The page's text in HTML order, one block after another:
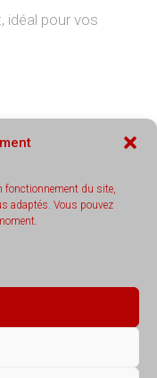
fonctionnement du site,
adaptés. Vous pouvez
idéal pour vos